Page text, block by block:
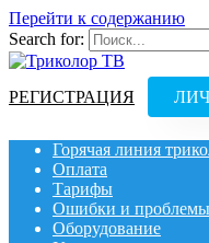
Перейти к содержанию
Search for:
РЕГИСТРАЦИЯ
Горячая линия
Оплата
Тарифы
Ошибки и проблемы
Оборудование